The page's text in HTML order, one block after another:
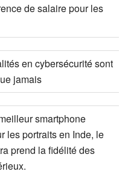
de salaire pour les
en cybersécurité sont
jamais
smartphone
les portraits en Inde, le
prend la fidélité des